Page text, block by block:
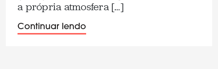
a própria atmosfera […]
Continuar lendo